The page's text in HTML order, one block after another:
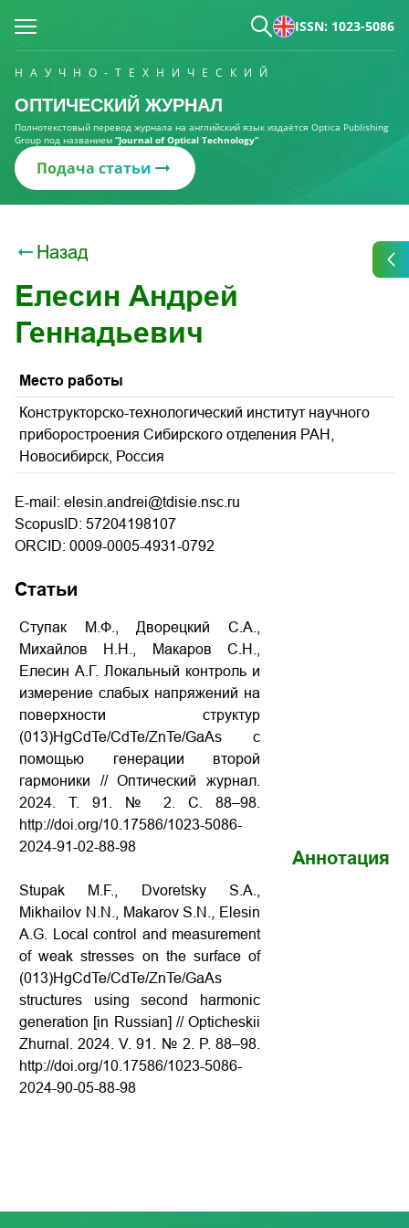
ISSN: 1023-5086
НАУЧНО-ТЕХНИЧЕСКИЙ
ОПТИЧЕСКИЙ ЖУРНАЛ
Полнотекстовый перевод журнала на английский язык издаётся Optica Publishing
Group под названием “Journal of Optical Technology“
Подача статьи
Назад
Елесин Андрей
Геннадьевич
Место работы
Конструкторско-технологический институт научного
приборостроения Сибирского отделения РАН,
Новосибирск, Россия
E-mail: elesin.andrei@tdisie.nsc.ru
ScopusID: 57204198107
ORCID: 0009-0005-4931-0792
Статьи
Ступак М.Ф., Дворецкий С.А.,
Михайлов Н.Н., Макаров С.Н.,
Елесин А.Г. Локальный контроль и
измерение слабых напряжений на
поверхности структур
(013)HgCdTe/CdTe/ZnTe/GaAs с
помощью генерации второй
гармоники // Оптический журнал.
2024.Т. 91. № 2. С . 88–98.
http://doi.org/10.17586/1023-5086-
2024-91-02-88-98
Stupak M.F., Dvoretsky S.A.,
Mikhailov N.N., Makarov S.N., Elesin
A.G. Local control and measurement
of weak stresses on the surface of
(013)HgCdTe/CdTe/ZnTe/GaAs
structures using second harmonic
generation [in Russian] // Opticheskii
Zhurnal.2024. V. 91. № 2. P. 88–98.
http://doi.org/10.17586/1023-5086-
2024-90-05-88-98
Аннотация